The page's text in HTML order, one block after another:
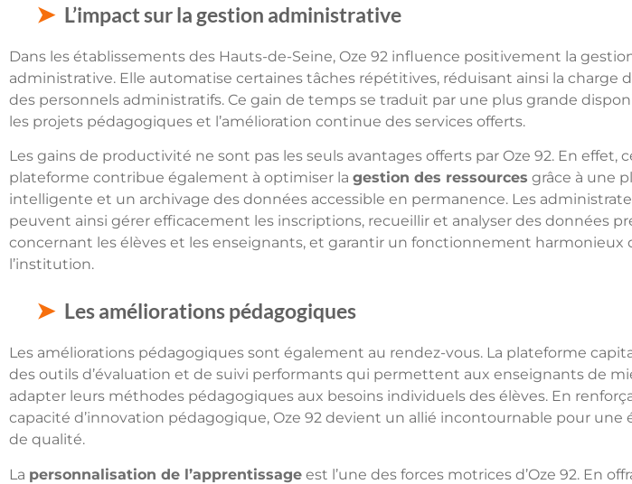
L’impact sur la gestion administrative
Dans les établissements des Hauts-de-Seine, Oze 92 influence positivement la
administrative. Elle automatise certaines tâches répétitives, réduisant ainsi la charge
des personnels administratifs. Ce gain de temps se traduit par une plus grande
les projets pédagogiques et l’amélioration continue des services offerts.
Les gains de productivité ne sont pas les seuls avantages offerts par Oze 92. En effet,
plateforme contribue également à optimiser la gestion des ressources grâce à une
intelligente et un archivage des données accessible en permanence. Les
peuvent ainsi gérer efficacement les inscriptions, recueillir et analyser des données
concernant les élèves et les enseignants, et garantir un fonctionnement harmonieux
l’institution.
Les améliorations pédagogiques
Les améliorations pédagogiques sont également au rendez-vous. La plateforme
des outils d’évaluation et de suivi performants qui permettent aux enseignants de
adapter leurs méthodes pédagogiques aux besoins individuels des élèves. En
capacité d’innovation pédagogique, Oze 92 devient un allié incontournable pour une
de qualité.
La personnalisation de l’apprentissage est l’une des forces motrices d’Oze 92. En